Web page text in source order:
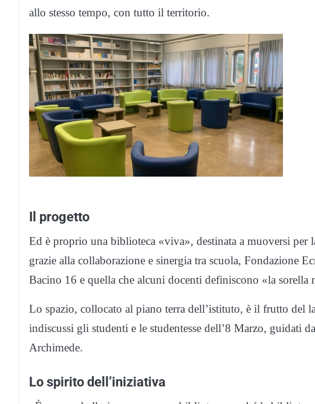
allo stesso tempo, con tutto il territorio.
Il progetto
Ed è proprio una biblioteca «viva», destinata a muoversi
grazie alla collaborazione e sinergia tra scuola, Fondazione
Bacino 16 e quella che alcuni docenti definiscono «la
Lo spazio, collocato al piano terra dell’istituto, è il frutto del
indiscussi gli studenti e le studentesse dell’8 Marzo, guidati
Archimede.
Lo spirito dell’iniziativa